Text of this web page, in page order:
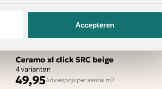
Accepteren
Ceramo xl click SRC beige
4 varianten
49,95Adviesprijs per aantal m2